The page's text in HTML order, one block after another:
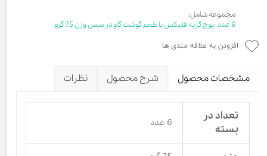
مجموعه شامل:
6 عدد پوچ گربه فلیکس با طعم گوشت گاو در سس وزن 75 گرم
افزودن به علاقه مندی ها
مشخصات محصول شرح محصول نظرات
تعداد در
بسته
6 عدد